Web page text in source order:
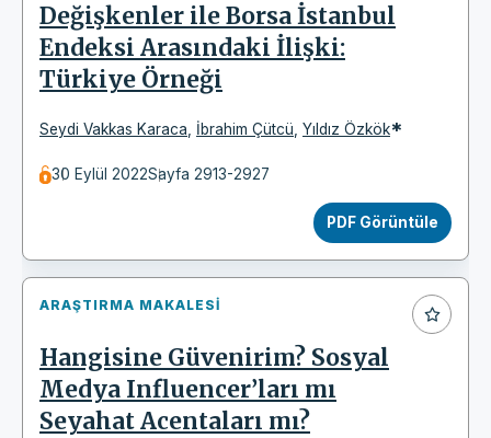
Değişkenler ile Borsa İstanbul
Endeksi Arasındaki İlişki:
Türkiye Örneği
Seydi Vakkas Karaca İbrahim Çütcü Yıldız Özkök*
30 Eylül 2022Sayfa 2913-2927
PDF Görüntüle
ARAŞTIRMA MAKALESI
Hangisine Güvenirim? Sosyal
Medya Influencer’ları mı
Seyahat Acentaları mı?